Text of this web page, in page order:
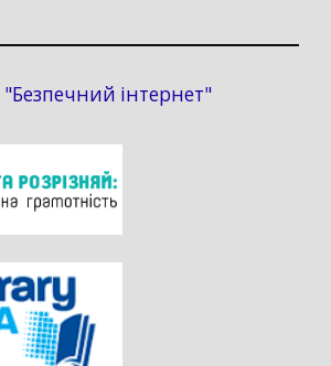
"Безпечний інтернет"